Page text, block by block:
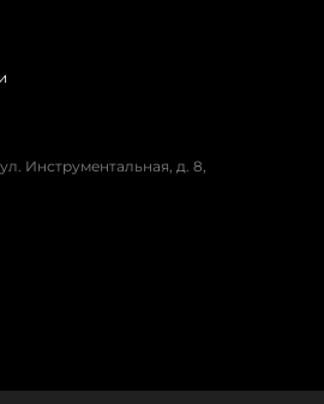
Инструментальная, д. 8,